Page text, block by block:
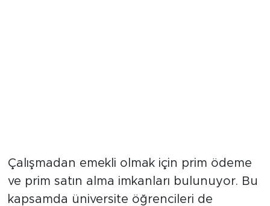
Çalışmadan emekli olmak için prim ödeme
ve prim satın alma imkanları bulunuyor. Bu
kapsamda üniversite öğrencileri de